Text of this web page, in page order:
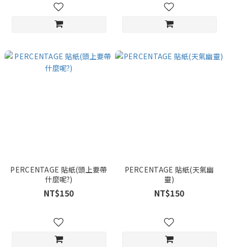
PERCENTAGE 貼紙(頭上要帶
什麼呢?)
NT$150
PERCENTAGE 貼紙(天氣幽
靈)
NT$150